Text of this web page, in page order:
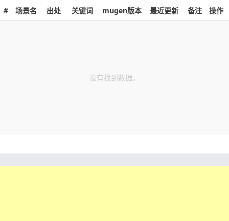
# 场景名 出处 关键词 mugen版本 最近更新 备注 操作
没有找到数据。